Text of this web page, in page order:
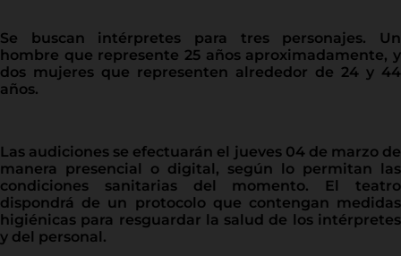
Se buscan intérpretes para tres personajes. Un
hombre que represente 25 años aproximadamente, y
dos mujeres que representen alrededor de 24 y 44
años.
Las audiciones se efectuarán el jueves 04 de marzo de
manera presencial o digital, según lo permitan las
condiciones sanitarias del momento. El teatro
dispondrá de un protocolo que contengan medidas
higiénicas para resguardar la salud de los intérpretes
y del personal.